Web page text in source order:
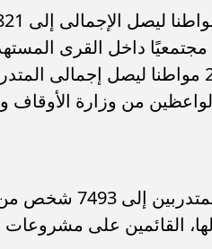
مجتمعيًا داخل القرى
للمساهمة فى نشر الوعى الرقمى حيث تم تدريب 2040 مواطنا ليصل
من وزارة
كذلك تم الانتهاء من تأهيل 4158 مواطنا
القائمين على